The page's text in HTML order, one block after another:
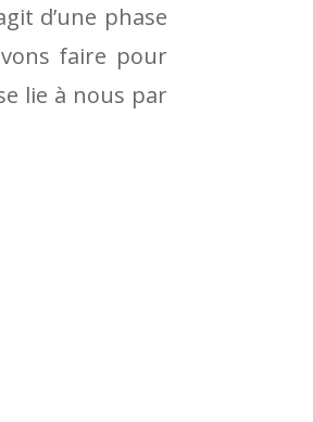
ou
diminuer
le
d’une phase
faire pour
lie à nous par